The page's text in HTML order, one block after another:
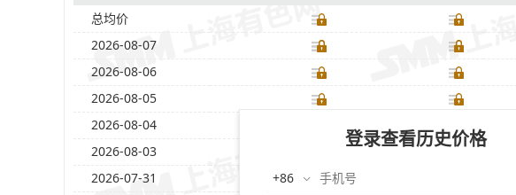
总均价
2026-08-07
2026-08-06
2026-08-05
2026-08-04
2026-08-03
2026-07-31
登录查看历史价格